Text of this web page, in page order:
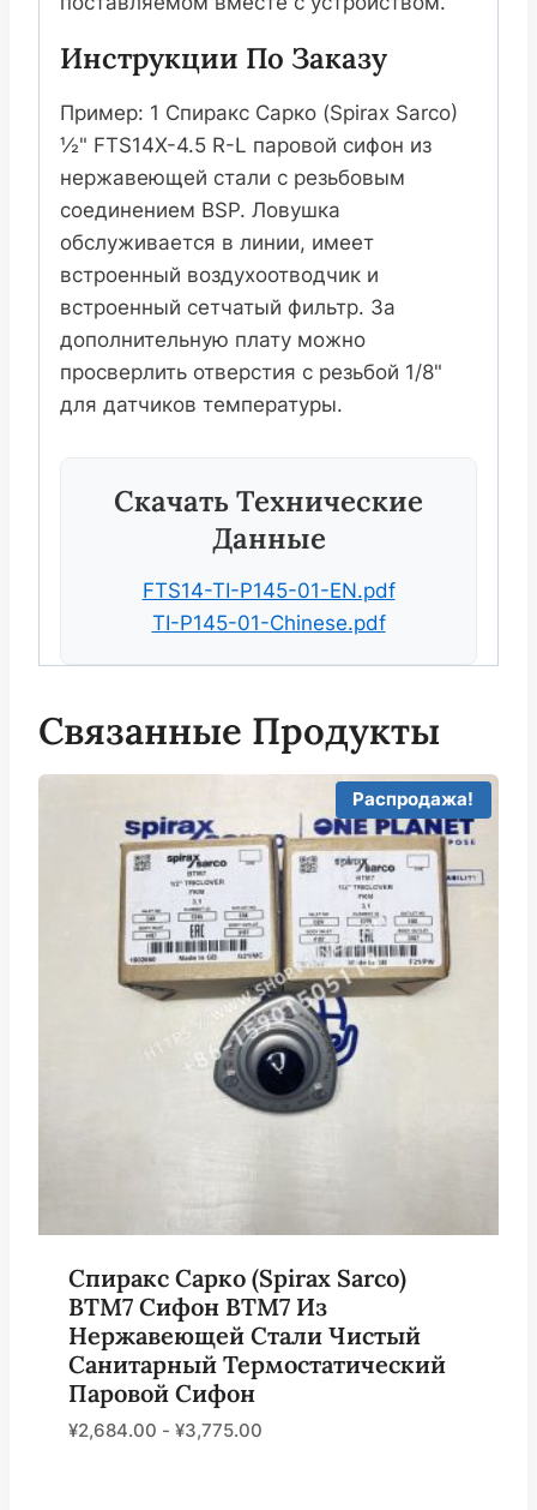
Инструкции По Заказу
Пример: 1 Спиракс Сарко (Spirax Sarco)
½" FTS14X-4.5 R-L паровой сифон из
нержавеющей стали с резьбовым
соединением BSP. Ловушка
обслуживается в линии, имеет
встроенный воздухоотводчик и
встроенный сетчатый фильтр. За
дополнительную плату можно
просверлить отверстия с резьбой 1/8"
для датчиков температуры.
Скачать Технические
Данные
FTS14-TI-P145-01-EN.pdf
TI-P145-01-Chinese.pdf
Связанные Продукты
Распродажа!
Спиракс Сарко (Spirax Sarco)
BTM7 Сифон BTM7 Из
Нержавеющей Стали Чистый
Санитарный Термостатический
Паровой Сифон
¥2,684.00 - ¥3,775.00